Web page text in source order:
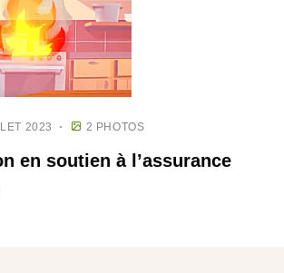
2023 2 PHOTOS
en soutien à l’assurance